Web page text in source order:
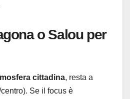
o Salou per
cittadina, resta a
Se il focus è